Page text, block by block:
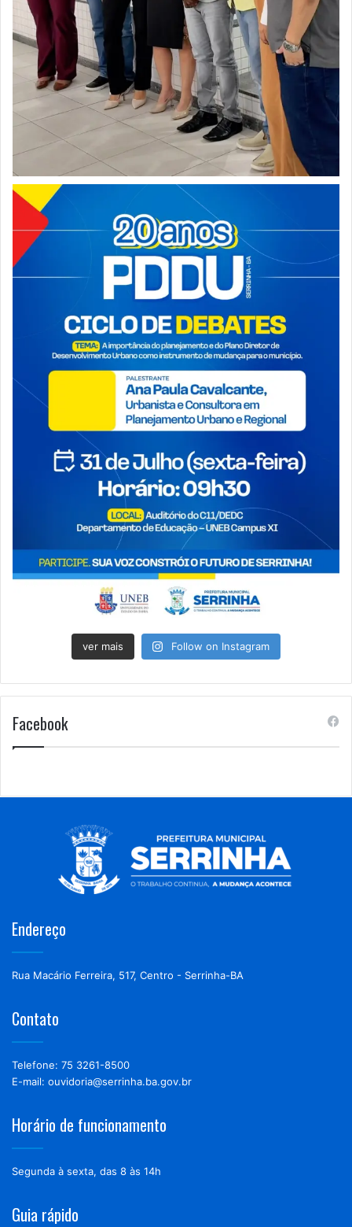
ver mais Follow on Instagram
Facebook
Endereço
Rua Macário Ferreira, 517, Centro - Serrinha-BA
Contato
Telefone: 75 3261-8500
E-mail: ouvidoria@serrinha.ba.gov.br
Horário de funcionamento
Segunda à sexta, das 8 às 14h
Guia rápido